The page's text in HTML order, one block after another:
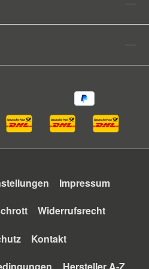
Impressum
Widerrufsrecht
Kontakt